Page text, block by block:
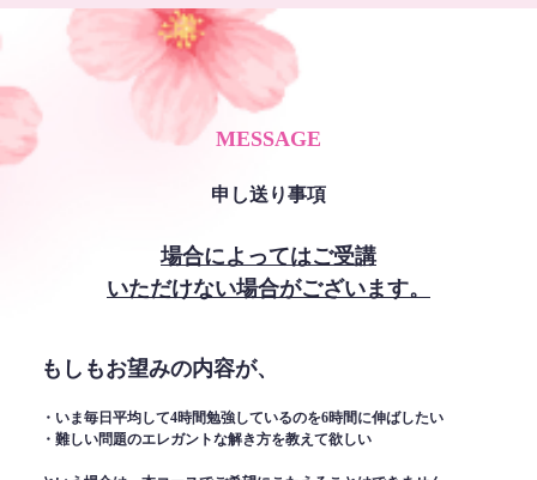
MESSAGE
申し送り事項
場合によってはご受講
いただけない場合がございます。
もしもお望みの内容が、
・いま毎日平均して4時間勉強しているのを6時間に伸ばしたい
・難しい問題のエレガントな解き方を教えて欲しい